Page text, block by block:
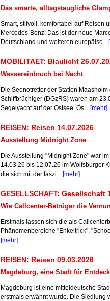
Das smarte, alltagstaugliche
Smart, stilvoll, komfortabel auf Reisen
Mercedes-Benz: Das ist der neue
Deutschland und weiteren europäisc...
MOBILITAET: Blaulicht
Wassereinbruch bei Nacht
Die Seenotretter der Station
Schiffbrüchiger (DGzRS) waren am
Segelyacht auf der Ostsee. Ös... [mehr]
REISEN: Reisen 14.07.2026
Ausstellung Midnight Zone
Die Ausstellung "Midnight Zone" war
14.03.26 bis 12.07.26 im Wolfsburger
die sich mit der faszi... [mehr]
GESELLSCHAFT: Gesellschaft
Wie Callcenter-Betrüger die
Erstmals lassen sich die als
Phänomenbereiche "Enkeltrick",
[mehr]
REISEN: Reisen 09.03.2026
Magdeburg, eine Stadt für
Magdeburg ist eine mitteldeutsche
erstmals erwähnt wurde. Die Siedlung